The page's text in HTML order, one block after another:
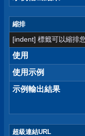
縮排
[indent] 標籤可以縮排
使用
使用示例
示例輸出結果
超級連結URL